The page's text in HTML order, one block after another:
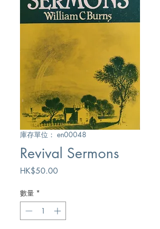
庫存單位： en00048
Revival Sermons
HK$50.00價
數量 *